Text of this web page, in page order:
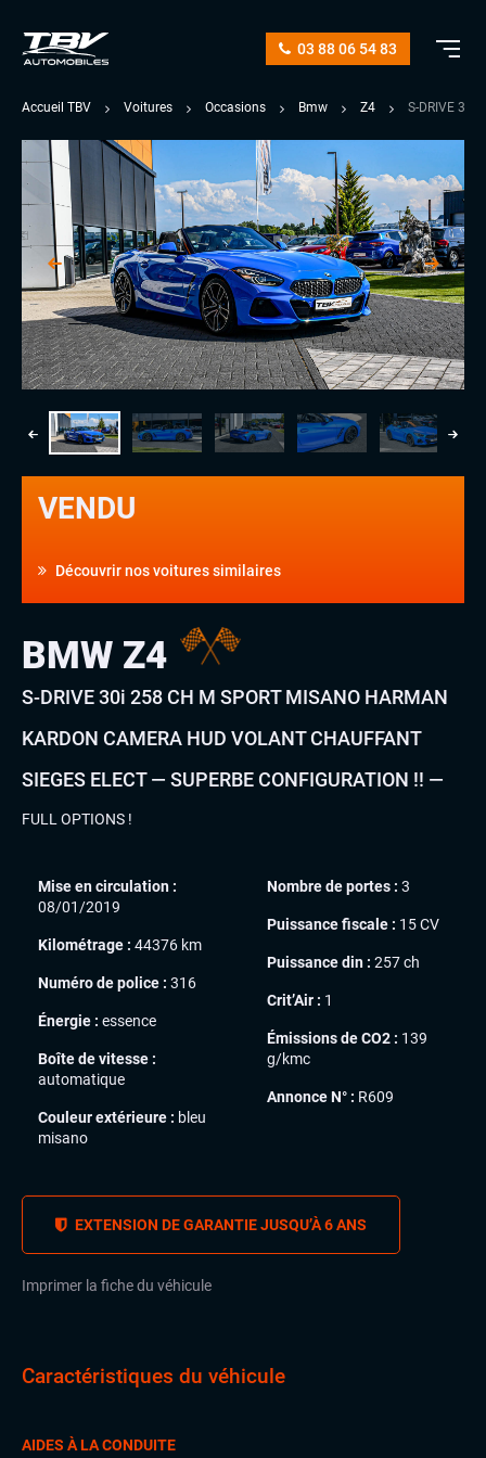
03 88 06 54 83
Accueil TBV Voitures Occasions Bmw Z4 S-DRIVE 30i
VENDU
Découvrir nos voitures similaires
BMW Z4
S-DRIVE 30i 258 CH M SPORT MISANO HARMAN
KARDON CAMERA HUD VOLANT CHAUFFANT
SIEGES ELECT — SUPERBE CONFIGURATION !! —
FULL OPTIONS !
Mise en circulation :
08/01/2019
Kilométrage : 44376 km
Numéro de police : 316
Énergie : essence
Boîte de vitesse :
automatique
Couleur extérieure : bleu
misano
Nombre de portes : 3
Puissance fiscale : 15 CV
Puissance din : 257 ch
Crit’Air : 1
Émissions de CO2 : 139
g/kmc
Annonce N° : R609
EXTENSION DE GARANTIE JUSQU’À 6 ANS
Imprimer la fiche du véhicule
Caractéristiques du véhicule
AIDES À LA CONDUITE